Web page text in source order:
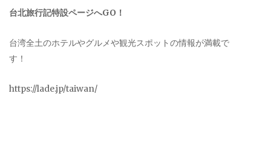
台北旅行記特設ページへGO！
台湾全土のホテルやグルメや観光スポットの情報が満載で
す！
https://lade.jp/taiwan/